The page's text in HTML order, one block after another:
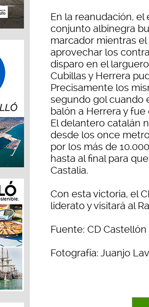
En la reanudación,
conjunto albinegra
marcador mientras
aprovechar los
disparo en el
Cubillas y Herrera
Precisamente los
segundo gol cuando
balón a Herrera y
El delantero catalán
desde los once
por los más de
hasta al final para
Castalia.
Con esta victoria, el
liderato y visitará al
Fuente: CD Castellón
Fotografía: Juanjo